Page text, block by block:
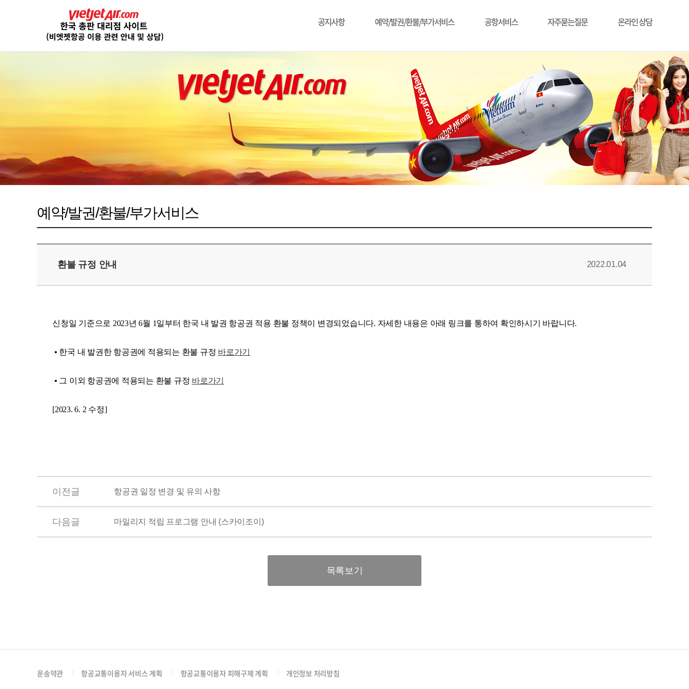
공지사항 예약/발권/환불/부가서비스 공항서비스 자주묻는질문 온라인 상담
예약/발권/환불/부가서비스
환불 규정 안내 2022.01.04
신청일 기준으로 2023년 6월 1일부터 한국 내 발권 항공권 적용 환불 정책이 변경되었습니다. 자세한 내용은 아래 링크를 통하여 확인하시기 바랍니다.
• 한국 내 발권한 항공권에 적용되는 환불 규정 바로가기
• 그 이외 항공권에 적용되는 환불 규정 바로가기
[2023. 6. 2 수정]
이전글 항공권 일정 변경 및 유의 사항
다음글 마일리지 적립 프로그램 안내 (스카이조이)
목록보기
운송약관 항공교통이용자 서비스 계획 항공교통이용자 피해구제 계획 개인정보 처리방침